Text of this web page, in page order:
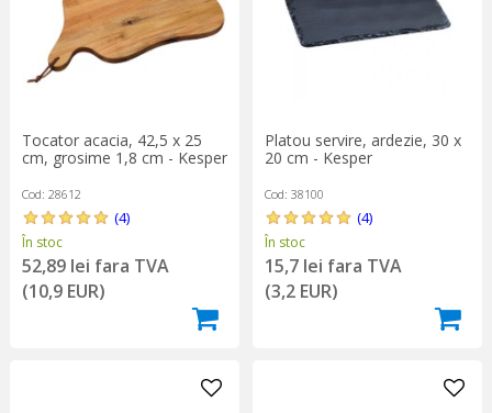
Tocator acacia, 42,5 x 25
cm, grosime 1,8 cm - Kesper
Cod: 28612
(4)
În stoc
52,89 lei fara TVA
(10,9 EUR)
Platou servire, ardezie, 30 x
20 cm - Kesper
Cod: 38100
(4)
În stoc
15,7 lei fara TVA
(3,2 EUR)